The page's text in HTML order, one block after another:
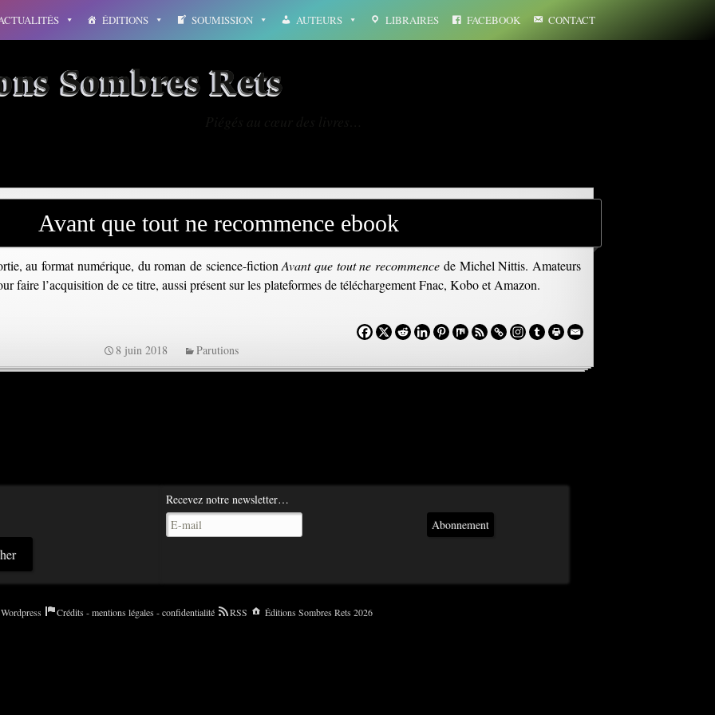
ÉDITIONS SOUMISSION AUTEURS LIBRAIRES FACEBOOK CONTACT
Sombres Rets
Avant que tout ne recommence ebook
au format numérique, du roman de science-fictionAvant que tout ne recommence de Michel Nittis. Amateurs
faire l’acquisition de ce titre, aussi présent sur les plateformes de téléchargement Fnac, Kobo et Amazon.
8 juin 2018 Parutions
Recevez notre newsletter…
Abonnement
Wordpress Crédits - mentions légales - confidentialité RSS Éditions Sombres Rets 2026